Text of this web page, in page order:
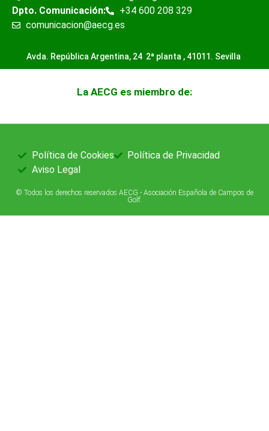
Dpto. Comunicación:
+34 600 208 329
comunicacion@aecg.es
Avda. República Argentina, 24 2ª planta , 41011. Sevilla
La AECG es miembro de:
© Todos los derechos reservados AECG - Asociación Española de Campos de
Golf.
Política de Cookies
Política de Privacidad
Aviso Legal